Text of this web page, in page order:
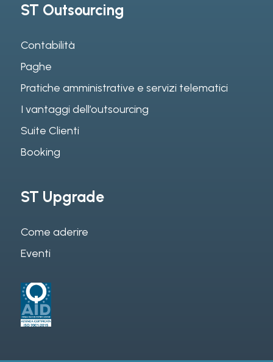
ST Outsourcing
Contabilità
Paghe
Pratiche amministrative e servizi telematici
I vantaggi dell’outsourcing
Suite Clienti
Booking
ST Upgrade
Come aderire
Eventi